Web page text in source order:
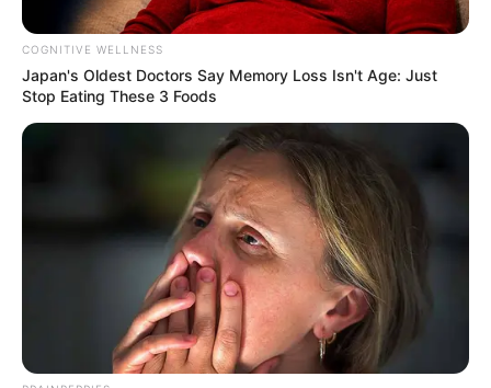
Posted
in
Friss hírek
Magyar Péter MEGNYERTE!
Teljes a döbbenet az országban!
👇 Cikk a hozzászólásoknál >>>
• March 12, 2026
COGNITIVE WELLNESS
Japan's Oldest Doctors Say Me​mory Lo​ss Isn't Age: Just
Stop Eating These 3 Foods